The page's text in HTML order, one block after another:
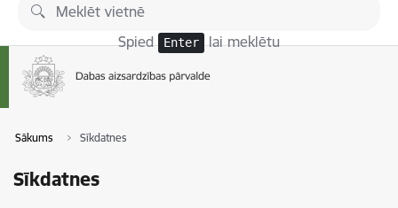
Pāriet uz lapas saturu
Spied Enter lai meklētu
Sākums Sīkdatnes
Sīkdatnes